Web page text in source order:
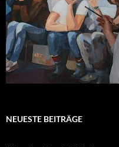
NEUESTE BEITRÄGE